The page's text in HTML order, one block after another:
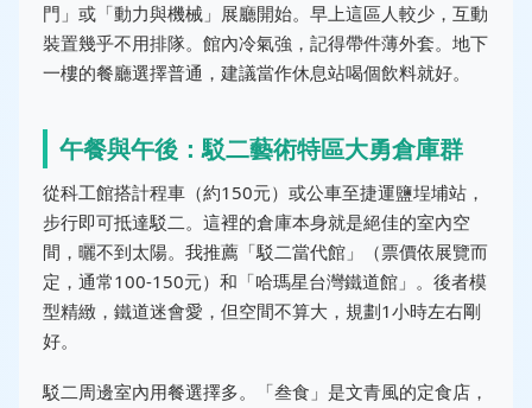
門」或「動力與機械」展廳開始。早上這區人較少，互動
裝置幾乎不用排隊。館內冷氣強，記得帶件薄外套。地下
一樓的餐廳選擇普通，建議當作休息站喝個飲料就好。
午餐與午後：駁二藝術特區大勇倉庫群
從科工館搭計程車（約150元）或公車至捷運鹽埕埔站，
步行即可抵達駁二。這裡的倉庫本身就是絕佳的室內空
間，曬不到太陽。我推薦「駁二當代館」（票價依展覽而
定，通常100-150元）和「哈瑪星台灣鐵道館」。後者模
型精緻，鐵道迷會愛，但空間不算大，規劃1小時左右剛
好。
駁二周邊室內用餐選擇多。「叁食」是文青風的定食店，